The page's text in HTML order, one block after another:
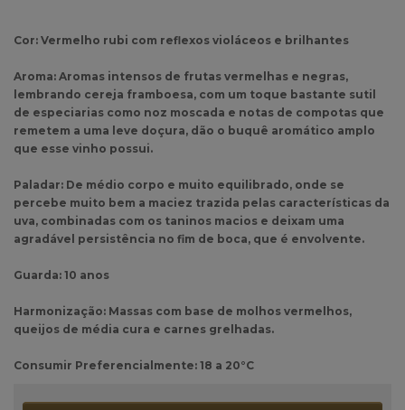
Cor: Vermelho rubi com reflexos violáceos e brilhantes
Aroma: Aromas intensos de frutas vermelhas e negras,
lembrando cereja framboesa, com um toque bastante sutil
de especiarias como noz moscada e notas de compotas que
remetem a uma leve doçura, dão o buquê aromático amplo
que esse vinho possui.
Paladar: De médio corpo e muito equilibrado, onde se
percebe muito bem a maciez trazida pelas características da
uva, combinadas com os taninos macios e deixam uma
agradável persistência no fim de boca, que é envolvente.
Guarda: 10 anos
Harmonização: Massas com base de molhos vermelhos,
queijos de média cura e carnes grelhadas.
Consumir Preferencialmente: 18 a 20°C